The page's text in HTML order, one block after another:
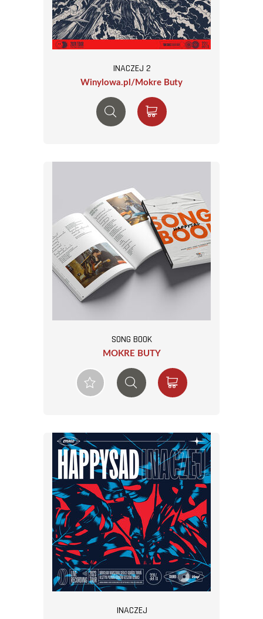
INACZEJ 2
Winylowa.pl/Mokre Buty
SONG BOOK
MOKRE BUTY
INACZEJ